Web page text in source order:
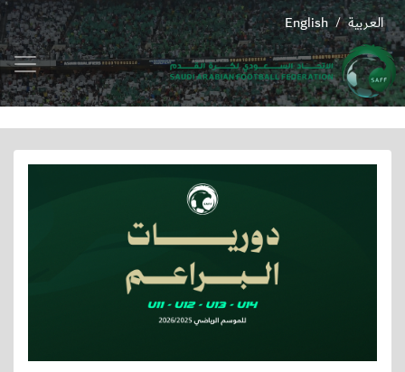
English / العربية